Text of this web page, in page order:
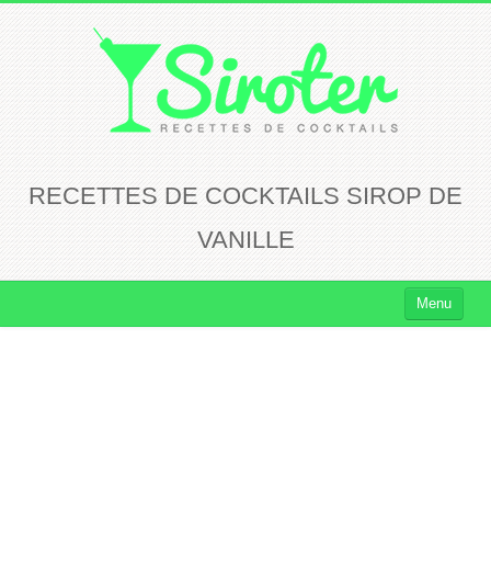
RECETTES DE COCKTAILS SIROP DE
VANILLE
Menu